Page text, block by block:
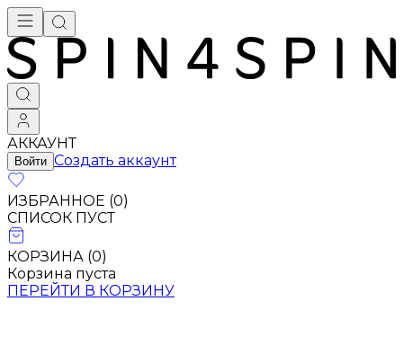
АККАУНТ
Войти Создать аккаунт
ИЗБРАННОЕ (0)
СПИСОК ПУСТ
КОРЗИНА (0)
Корзина пуста
ПЕРЕЙТИ В КОРЗИНУ
Брендовая одежда - купить в Москве